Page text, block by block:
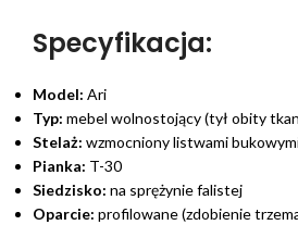
Specyfikacja:
Model: Ari
Typ: mebel wolnostojący (tył obity
Stelaż: wzmocniony listwami
Pianka: T-30
Siedzisko: na sprężynie falistej
Oparcie: profilowane (zdobienie